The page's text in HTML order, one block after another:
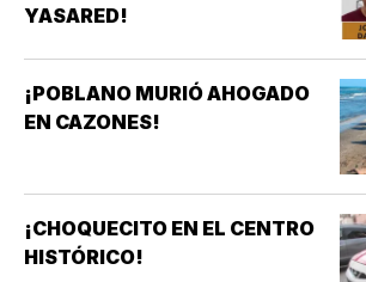
YASARED!
¡POBLANO MURIÓ AHOGADO
EN CAZONES!
¡CHOQUECITO EN EL CENTRO
HISTÓRICO!